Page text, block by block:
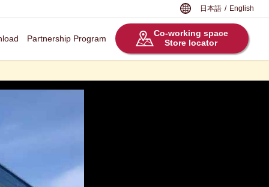
日本語 / English
Partnership Program
Co-working space
Store locator